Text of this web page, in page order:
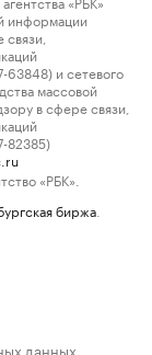
информации
и сетевого
массовой
в сфере связи,
82385)
«РБК».
биржа
данных